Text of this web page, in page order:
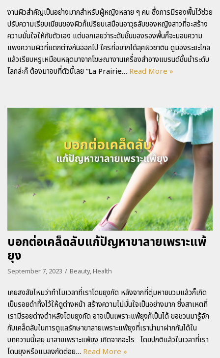
งานผิวสำคัญเป็นอย่างมากสำหรับผู้หญิงหลาย ๆ คน ซึ่งการมีรองพื้นไว้ช่วย
ปรับความเรียบเนียนของผิวก็เปรียบเสมือนอาวุธลับของหญิงสาวที่จะสร้าง
ความมั่นใจให้กับตัวเอง แต่บอกเลยว่าระดับชั้นของรองพื้นก็จะมอบความ
แพงความผิวที่แตกต่างกันออกไป ใครที่อยากได้ลุคผิวซาติน ดูมองระยะไกล
แล้วเรียบหรูเหมือนหลุดมาจากโฆษณางานเครื่องสำอางแบรนด์ชั้นนำระดับ
โลกล่ะก็ ต้องมาจบที่ตัวนี้เลย “La Prairie… Read More »
บอกต่อเคล็ดลับแก้ปัญหาขาลายเพราะแพ้
ยุง
September 7, 2023 Beauty,Health
เคยสงสัยไหมว่าทำไมเวลาที่เราโดนยุงกัด หลังจากที่ตุ่มหายบวมแล้วก็เกิด
เป็นรอยดำทิ้งไว้ให้ดูต่างหน้า สร้างความไม่มั่นใจเป็นอย่างมาก ซึ่งสาเหตที่
เรามีรอยด่างดำหลังโดนยุงกัด อาจเป็นเพราะแพ้ยุงก็เป็นได้ ขอชวนมารู้จัก
กับเคล็ดลับในการดูแลรักษาขาลายเพราะแพ้ยุงที่เรานำมาฝากกันได้ใน
บทความนี้เลย ขาลายเพราะแพ้ยุง เกิดจากอะไร โดยปกติแล้วในเวลาที่เรา
โดนยุงหรือแมลงกัดต่อย… Read More »